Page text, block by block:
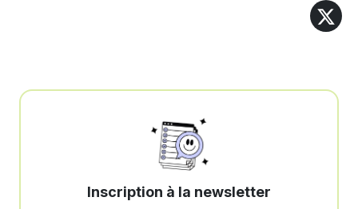
Inscription à la newsletter